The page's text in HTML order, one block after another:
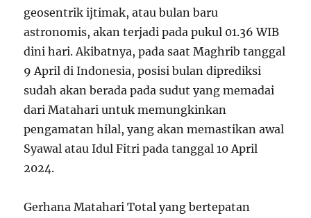
geosentrik ijtimak, atau bulan baru
astronomis, akan terjadi pada pukul 01.36 WIB
dini hari. Akibatnya, pada saat Maghrib tanggal
9 April di Indonesia, posisi bulan diprediksi
sudah akan berada pada sudut yang memadai
dari Matahari untuk memungkinkan
pengamatan hilal, yang akan memastikan awal
Syawal atau Idul Fitri pada tanggal 10 April
2024.
Gerhana Matahari Total yang bertepatan